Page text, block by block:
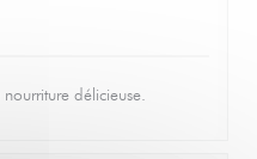
délicieuse.